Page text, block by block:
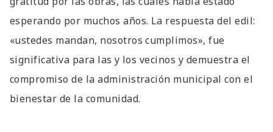
esperando por muchos años. La respuesta del edil:
«ustedes mandan, nosotros cumplimos», fue
significativa para las y los vecinos y demuestra el
compromiso de la administración municipal con el
bienestar de la comunidad.